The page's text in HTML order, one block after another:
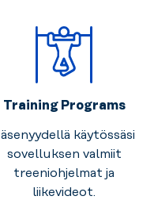
Training Programs
käytössäsi
sovelluksen valmiit
treeniohjelmat ja
liikevideot.